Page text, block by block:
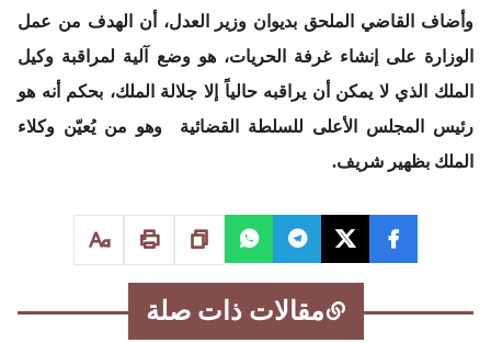
وأضاف القاضي الملحق بديوان وزير العدل، أن الهدف من عمل
الوزارة على إنشاء غرفة الحريات، هو وضع آلية لمراقبة وكيل
الملك الذي لا يمكن أن يراقبه حالياً إلا جلالة الملك، بحكم أنه هو
رئيس المجلس الأعلى للسلطة القضائية وهو من يُعيّن وكلاء
الملك بظهير شريف.
مقالات ذات صلة